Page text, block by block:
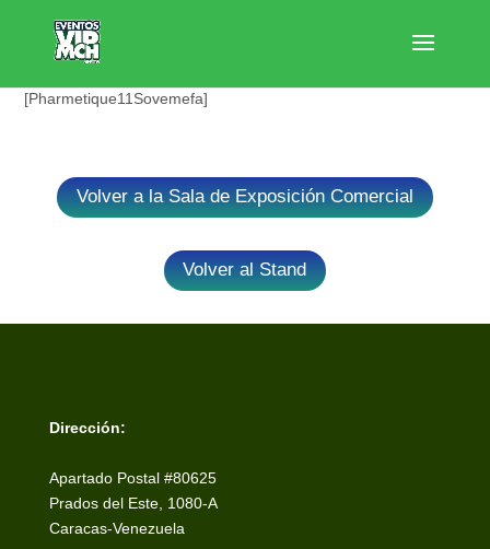
[Pharmetique11Sovemefa]
Volver a la Sala de Exposición Comercial
Volver al Stand
Dirección:
Apartado Postal #80625
Prados del Este, 1080-A
Caracas-Venezuela